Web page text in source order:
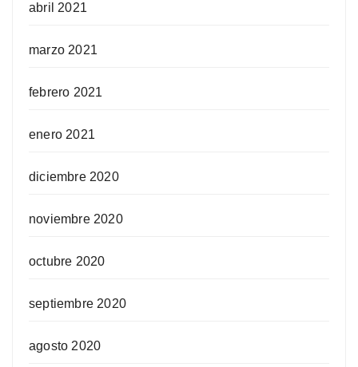
abril 2021
marzo 2021
febrero 2021
enero 2021
diciembre 2020
noviembre 2020
octubre 2020
septiembre 2020
agosto 2020